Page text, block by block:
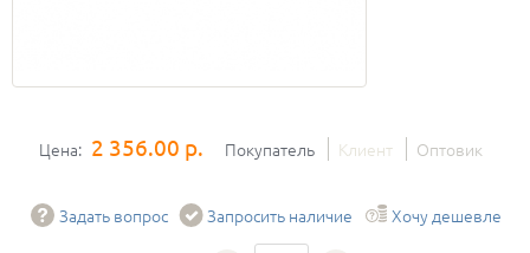
Цена: 2 356.00 р. Покупатель Клиент Оптовик
Задать вопрос Запросить наличие Хочу дешевле